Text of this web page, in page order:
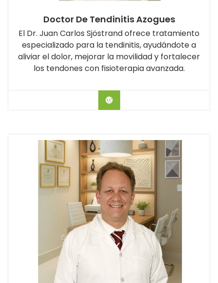
Doctor De Tendinitis Azogues
El Dr. Juan Carlos Sjöstrand ofrece tratamiento
especializado para la tendinitis, ayudándote a
aliviar el dolor, mejorar la movilidad y fortalecer
los tendones con fisioterapia avanzada.
Hablar con el Doctor